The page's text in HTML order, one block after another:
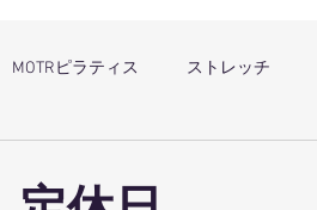
MOTRピラティス ストレッチ
）